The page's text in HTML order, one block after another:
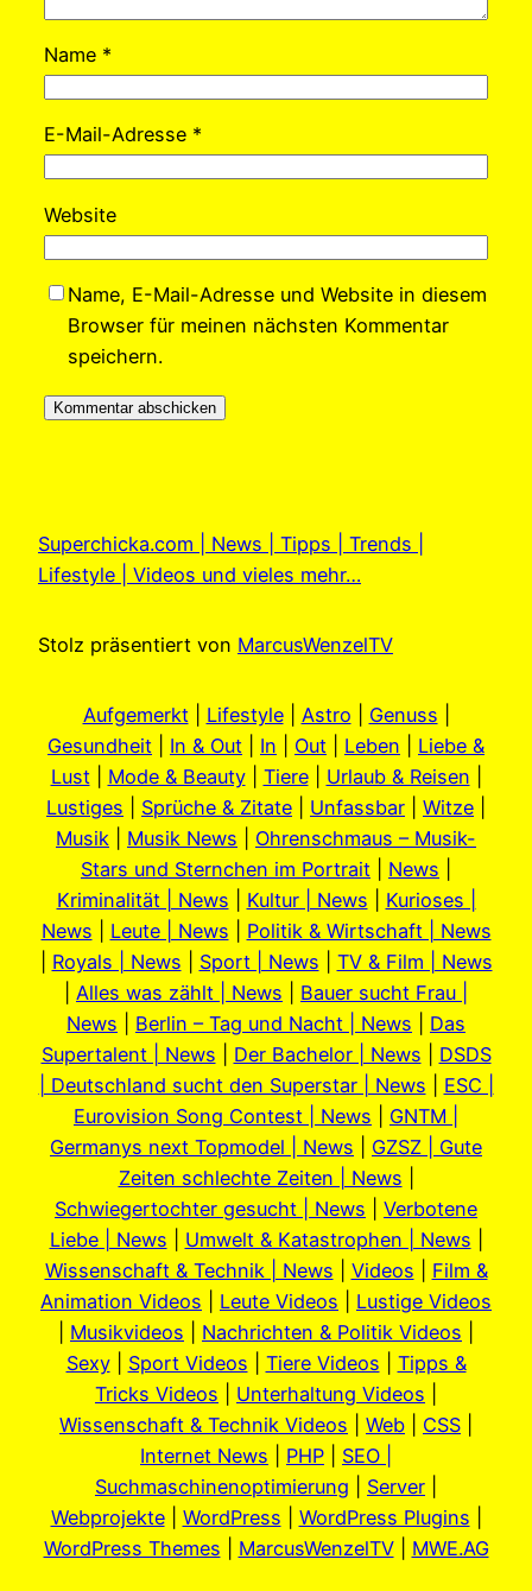
Name *
E-Mail-Adresse *
Website
Name, E-Mail-Adresse und Website in diesem
Browser für meinen nächsten Kommentar
speichern.
Superchicka.com | News | Tipps | Trends |
Lifestyle | Videos und vieles mehr…
Stolz präsentiert von MarcusWenzelTV
Aufgemerkt| Lifestyle| Astro Genuss
Gesundheit
In & Out In Out Leben
Liebe &
Lust| Mode & Beauty| Tiere| Urlaub & Reisen
Lustiges
Sprüche & Zitate Unfassbar Witze
Musik
Musik News
Ohrenschmaus – Musik-
Stars und Sternchen im Portrait
News
Kriminalität | News
Kultur | News
Kurioses |
News
Leute | News
Politik & Wirtschaft | News
Royals | News Sport | News
TV & Film | News
Alles was zählt | News
Bauer sucht Frau |
News
Berlin – Tag und Nacht | News
Das
Supertalent | News
Der Bachelor | News
DSDS
| Deutschland sucht den Superstar | News
ESC |
Eurovision Song Contest | News
GNTM |
Germanys next Topmodel | News
GZSZ | Gute
Zeiten schlechte Zeiten | News
Schwiegertochter gesucht | News
Verbotene
Liebe | News
Umwelt & Katastrophen | News
Wissenschaft & Technik | News
Videos
Film &
Animation Videos
Leute Videos
Lustige Videos
Musikvideos Nachrichten & Politik Videos
Sexy| Sport Videos Tiere Videos
Tipps &
Tricks Videos
Unterhaltung Videos
Wissenschaft & Technik Videos
Web CSS
Internet News
PHP
SEO |
Suchmaschinenoptimierung
Server
Webprojekte| WordPress WordPress Plugins
WordPress Themes
MarcusWenzelTV| MWE.AG